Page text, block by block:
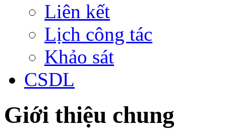
Liên kết
Lịch công tác
Khảo sát
CSDL
Giới thiệu chung